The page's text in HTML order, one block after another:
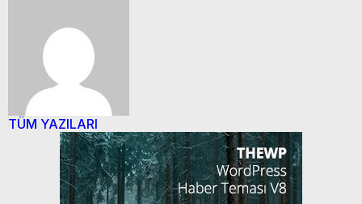
TÜM YAZILARI